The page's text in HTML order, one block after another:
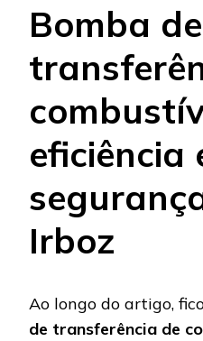
Bomba de
eficiência
Irboz
Ao longo do artigo,
de transferência de